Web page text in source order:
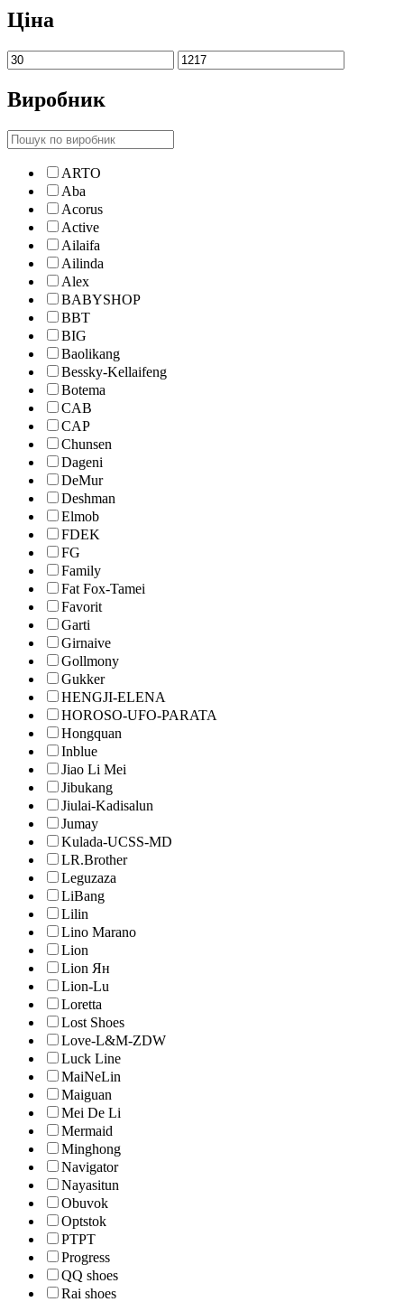
Ціна
Виробник
ARTO
Aba
Acorus
Active
Ailaifa
Ailinda
Alex
BABYSHOP
BBT
BIG
Baolikang
Bessky-Kellaifeng
Botema
CAB
CAP
Chunsen
Dageni
DeMur
Deshman
Elmob
FDEK
FG
Family
Fat Fox-Tamei
Favorit
Garti
Girnaive
Gollmony
Gukker
HENGJI-ELENA
HOROSO-UFO-PARATA
Hongquan
Inblue
Jiao Li Mei
Jibukang
Jiulai-Kadisalun
Jumay
Kulada-UCSS-MD
LR.Brother
Leguzaza
LiBang
Lilin
Lino Marano
Lion
Lion Ян
Lion-Lu
Loretta
Lost Shoes
Love-L&M-ZDW
Luck Line
MaiNeLin
Maiguan
Mei De Li
Mermaid
Minghong
Navigator
Nayasitun
Obuvok
Optstok
PTPT
Progress
QQ shoes
Rai shoes